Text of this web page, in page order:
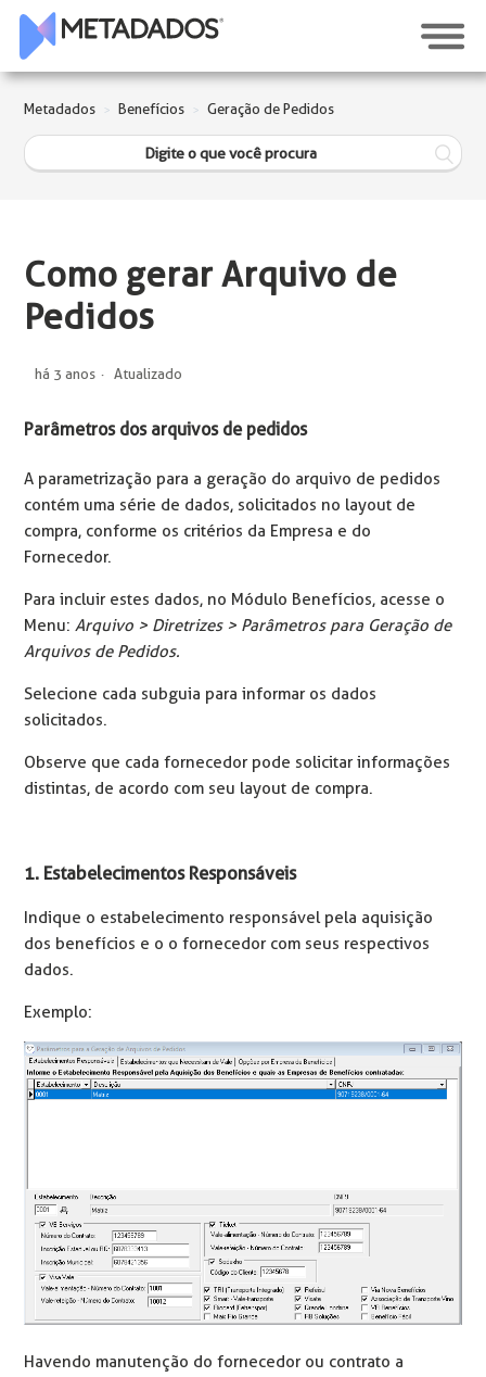
Metadados Benefícios Geração de Pedidos
Como gerar Arquivo de
Pedidos
há 3 anos Atualizado
Parâmetros dos arquivos de pedidos
A parametrização para a geração do arquivo de pedidos
contém uma série de dados, solicitados no layout de
compra, conforme os critérios da Empresa e do
Fornecedor.
Para incluir estes dados, no Módulo Benefícios, acesse o
Menu: Arquivo > Diretrizes > Parâmetros para Geração de
Arquivos de Pedidos.
Selecione cada subguia para informar os dados
solicitados.
Observe que cada fornecedor pode solicitar informações
distintas, de acordo com seu layout de compra.
1. Estabelecimentos Responsáveis
Indique o estabelecimento responsável pela aquisição
dos benefícios e o o fornecedor com seus respectivos
dados.
Exemplo:
Havendo manutenção do fornecedor ou contrato a